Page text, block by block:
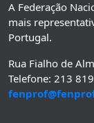
A Federação
mais
Portugal.
Rua Fialho de
Telefone: 213